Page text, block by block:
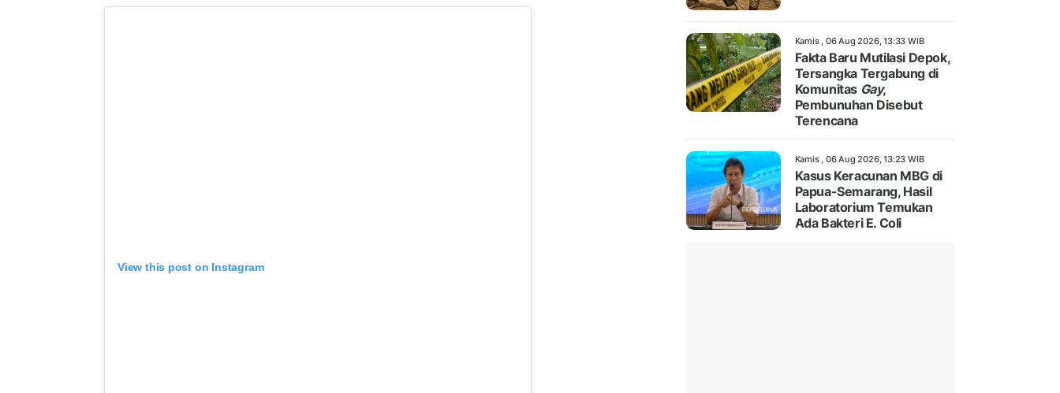
View this post on Instagram
Kamis , 06 Aug 2026, 13:33 WIB
Fakta Baru Mutilasi Depok,
Tersangka Tergabung di
Komunitas Gay,
Pembunuhan Disebut
Terencana
Kamis , 06 Aug 2026, 13:23 WIB
Kasus Keracunan MBG di
Papua-Semarang, Hasil
Laboratorium Temukan
Ada Bakteri E. Coli